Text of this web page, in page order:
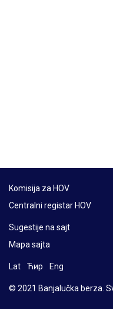
Komisija za HOV
Centralni registar HOV
Sugestije na sajt
Mapa sajta
Lat Ћир Eng
© 2021 Banjalučka berza.